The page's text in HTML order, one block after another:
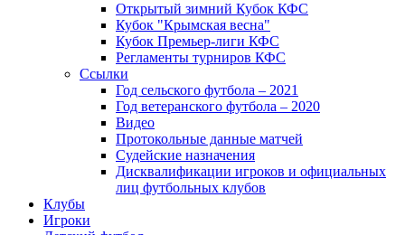
Открытый зимний Кубок КФС
Кубок "Крымская весна"
Кубок Премьер-лиги КФС
Регламенты турниров КФС
Ссылки
Год сельского футбола – 2021
Год ветеранского футбола – 2020
Видео
Протокольные данные матчей
Судейские назначения
Дисквалификации игроков и официальных
лиц футбольных клубов
Клубы
Игроки